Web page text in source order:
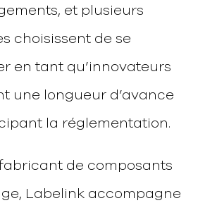
et plusieurs
choisissent de se
en tant qu’innovateurs
une longueur d’avance
la réglementation.
de composants
Labelink accompagne